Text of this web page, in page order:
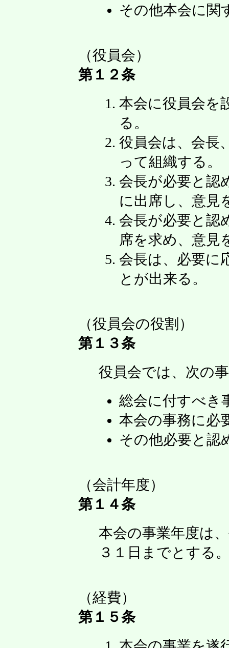
その他本会に関
（役員会）
第１２条
本会に役員会を
る。
役員会は、会長
って組織する。
会長が必要と認
に出席し、意見
会長が必要と認
席を求め、意見
会長は、必要に
とが出来る。
（役員会の役割）
第１３条
役員会では、次の
総会に付すべき
本会の事務に必
その他必要と認
（会計年度）
第１４条
本会の事業年度は
３１日までとする
（経費）
第１５条